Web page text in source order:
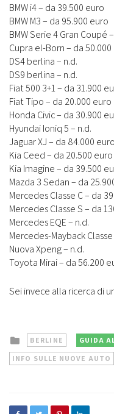
BMW i4 – da 39.500 euro
BMW M3 – da 95.900 euro
BMW Serie 4 Gran Coupé
Cupra el-Born – da
DS4 berlina – n.d.
DS9 berlina – n.d.
Fiat 500 3+1 – da 31.900
Fiat Tipo – da 20.000 euro
Honda Civic – da 30.900
Hyundai Ioniq 5 – n.d.
Jaguar XJ – da 84.000 euro
Kia Ceed – da 20.500 euro
Kia Imagine – da 39.500
Mazda 3 Sedan – da
Mercedes Classe C – da
Mercedes Classe S – da
Mercedes EQE – n.d.
Mercedes-Mayback
Nuova Xpeng – n.d.
Toyota Mirai – da 56.200
Sei invece alla ricerca di
Posted
in
BERLINE
GUIDA
INFO SULLE NUOVE AUTO